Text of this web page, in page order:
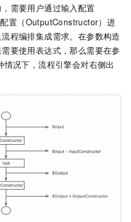
需要用户通过输入配置
置（OutputConstructor）进
程编排集成需求。在参数构造
要使用表达式，那么需要在参
情况下，流程引擎会对右侧出